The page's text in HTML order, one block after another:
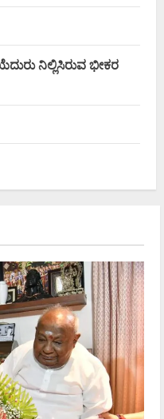
ನಿಲ್ಲಿಸಿರುವ ಭೀಕರ